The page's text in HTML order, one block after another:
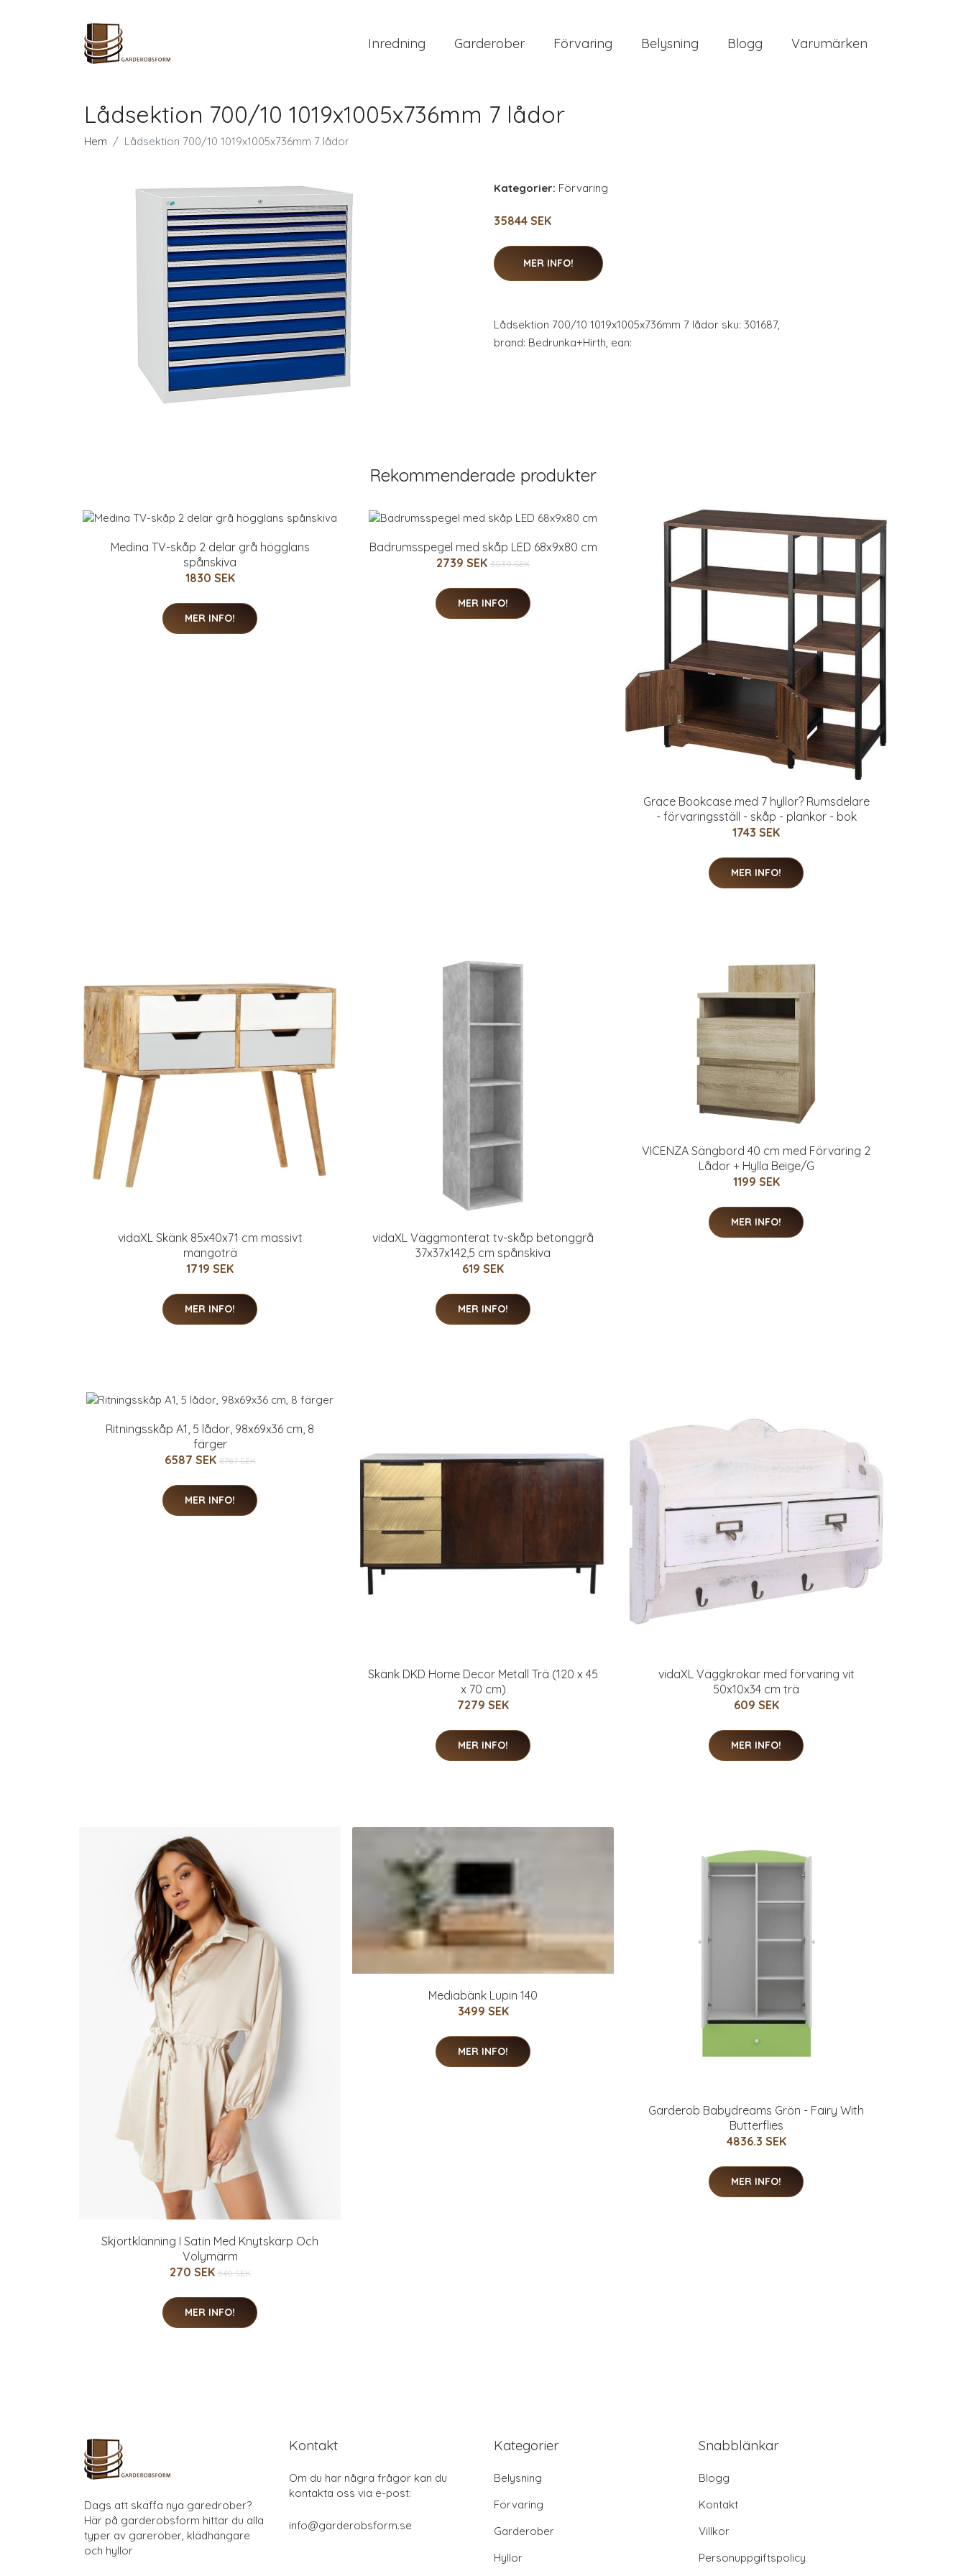
Inredning Garderober Förvaring Belysning Blogg Varumärken
Lådsektion 700/10 1019x1005x736mm 7 lådor
Hem Lådsektion 700/10 1019x1005x736mm 7 lådor
Kategorier: Förvaring
35844 SEK
MER INFO!
Lådsektion 700/10 1019x1005x736mm 7 lådor sku: 301687,
brand: Bedrunka+Hirth, ean:
Rekommenderade produkter
Medina TV-skåp 2 delar grå högglans
spånskiva
1830 SEK
MER INFO!
Badrumsspegel med skåp LED 68x9x80 cm
2739 SEK 3039 SEK
MER INFO!
Grace Bookcase med 7 hyllor? Rumsdelare
- förvaringsställ - skåp - plankor - bok
1743 SEK
MER INFO!
vidaXL Skänk 85x40x71 cm massivt
mangoträ
1719 SEK
MER INFO!
vidaXL Väggmonterat tv-skåp betonggrå
37x37x142,5 cm spånskiva
619 SEK
MER INFO!
VICENZA Sängbord 40 cm med Förvaring 2
Lådor + Hylla Beige/G
1199 SEK
MER INFO!
Ritningsskåp A1, 5 lådor, 98x69x36 cm, 8
färger
6587 SEK 8787 SEK
MER INFO!
Skänk DKD Home Decor Metall Trä (120 x 45
x 70 cm)
7279 SEK
MER INFO!
vidaXL Väggkrokar med förvaring vit
50x10x34 cm trä
609 SEK
MER INFO!
Skjortklänning I Satin Med Knytskärp Och
Volymärm
270 SEK 540 SEK
MER INFO!
Mediabänk Lupin 140
3499 SEK
MER INFO!
Garderob Babydreams Grön - Fairy With
Butterflies
4836.3 SEK
MER INFO!
Dags att skaffa nya garedrober?
Här på garderobsform hittar du alla
typer av garerober, klädhängare
och hyllor
Kontakt
Om du har några frågor kan du
kontakta oss via e-post:
info@garderobsform.se
Kategorier
Belysning
Förvaring
Garderober
Hyllor
Snabblänkar
Blogg
Kontakt
Villkor
Personuppgiftspolicy